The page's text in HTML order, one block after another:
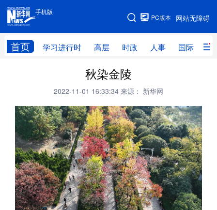
手机版
网站无障碍
PC版本
首页 学习进行时 高层 时政 人事 国际 财
手机版
网站地图
高层 时政
财经 网评
台湾 思客智库 全球连线 教育
科技 科创 量子 体育
文化 书画 健康 军事
访谈 视频 图片 政务
法律 中央文件 金融 汽车
秋染金陵
2022-11-01 16:33:34 来源： 新华网